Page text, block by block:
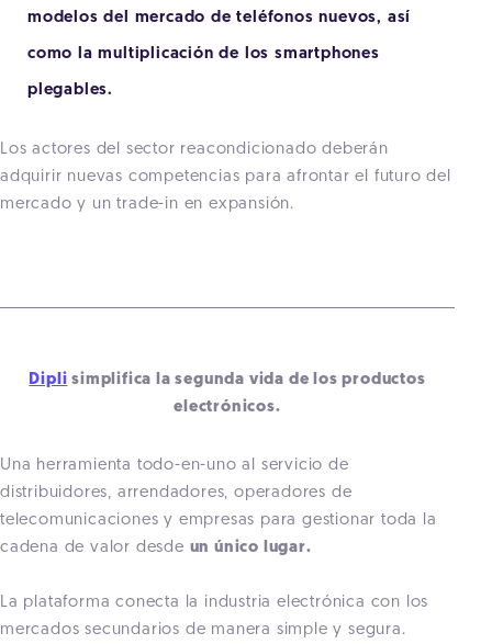
modelos del mercado de teléfonos nuevos, así
como la multiplicación de los smartphones
plegables.
Los actores del sector reacondicionado deberán
adquirir nuevas competencias para afrontar el futuro del
mercado y un trade-in en expansión.
Dipli simplifica la segunda vida de los productos
electrónicos.
Una herramienta todo-en-uno al servicio de
distribuidores, arrendadores, operadores de
telecomunicaciones y empresas para gestionar toda la
cadena de valor desde un único lugar.
La plataforma conecta la industria electrónica con los
mercados secundarios de manera simple y segura.